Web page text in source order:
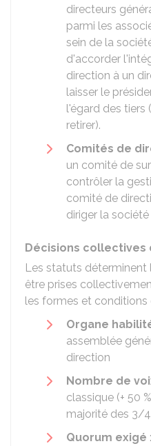
directeurs
parmi les
sein de la
d'accorder
direction à un
laisser le
l'égard des tiers
retirer).
Comités de
un comité de
contrôler la
comité de
diriger la société
Décisions collectives
Les statuts déterminent
être prises
les formes et conditions
Organe
assemblée
direction
Nombre de
classique (+ 50 %
majorité des 3/
Quorum exigé